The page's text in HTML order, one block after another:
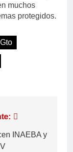
muchos
protegidos.
Gto
INAEBA y